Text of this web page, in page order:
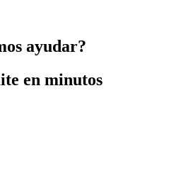
ayudar?
en minutos